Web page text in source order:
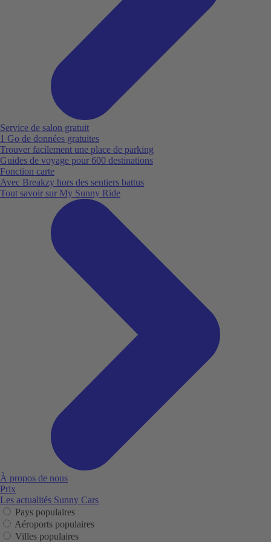
Service de salon gratuit
1 Go de données gratuites
Trouver facilement une place de parking
Guides de voyage pour 600 destinations
Fonction carte
Avec Breakzy hors des sentiers battus
Tout savoir sur My Sunny Ride
À propos de nous
Prix
Les actualités Sunny Cars
Pays populaires
Aéroports populaires
Villes populaires